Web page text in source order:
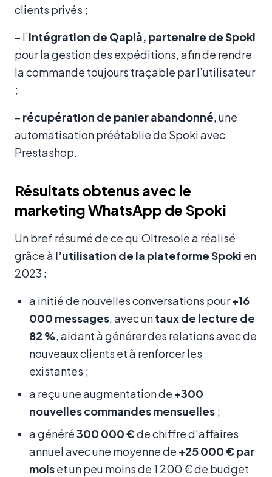
clients privés ;
– l’intégration de Qaplà, partenaire de Spoki
pour la gestion des expéditions, afin de rendre
la commande toujours traçable par l’utilisateur
;
– récupération de panier abandonné, une
automatisation préétablie de Spoki avec
Prestashop.
Résultats obtenus avec le
marketing WhatsApp de Spoki
Un bref résumé de ce qu’Oltresole a réalisé
grâce à l’utilisation de la plateforme Spoki en
2023 :
a initié de nouvelles conversations pour+16
000 messages, avec untaux de lecture de
82 %, aidant à générer des relations avec de
nouveaux clients et à renforcer les
existantes ;
a reçu une augmentation de +300
nouvelles commandes mensuelles ;
a généré300 000 €de chiffre d’affaires
annuel avec une moyenne de +25 000 € par
moiset un peu moins de 1 200 € de budget